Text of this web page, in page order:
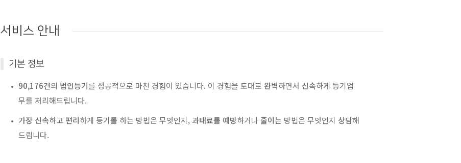
서비스 안내
기본 정보
90,176건의 법인등기를 성공적으로 마친 경험이 있습니다. 이 경험을 토대로 완벽하면서 신속하게 등기업
무를 처리해드립니다.
가장 신속하고 편리하게 등기를 하는 방법은 무엇인지, 과태료를 예방하거나 줄이는 방법은 무엇인지 상담해
드립니다.